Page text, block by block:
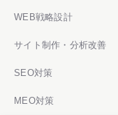
WEB戦略設計
サイト制作・分析改善
SEO対策
MEO対策